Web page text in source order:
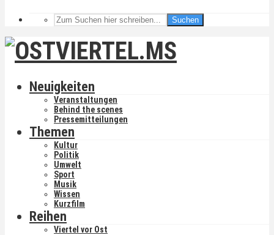
Suchen
Neuigkeiten
Veranstaltungen
Behind the scenes
Pressemitteilungen
Themen
Kultur
Politik
Umwelt
Sport
Musik
Wissen
Kurzfilm
Reihen
Viertel vor Ost